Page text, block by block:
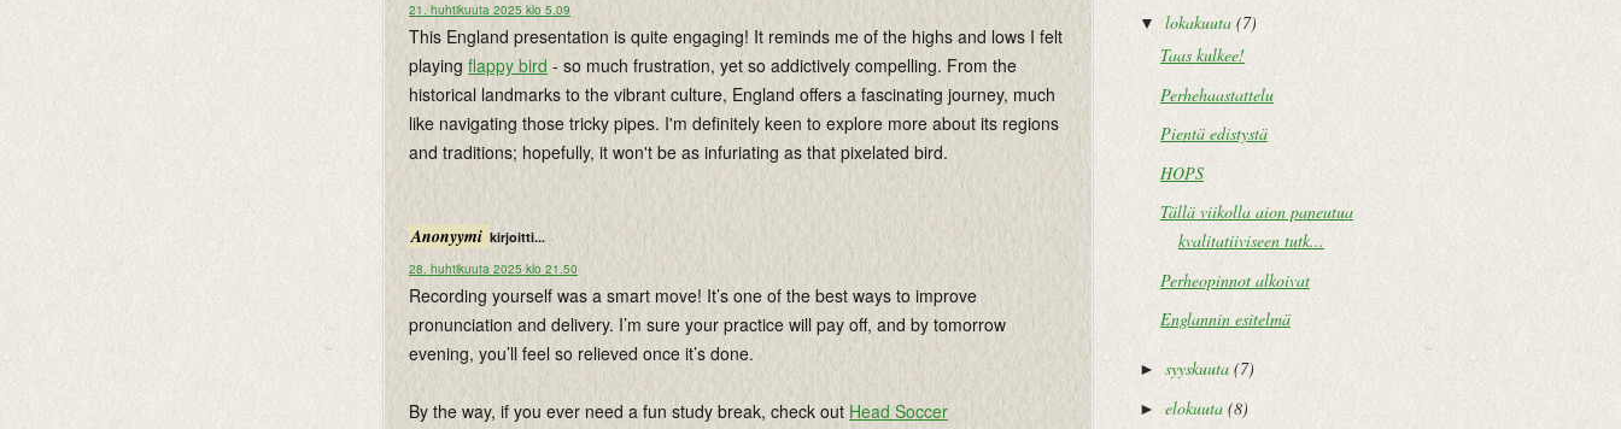
21. huhtikuuta 2025 klo 5.09
This England presentation is quite engaging! It reminds me of the highs and lows I felt
playing flappy bird - so much frustration, yet so addictively compelling. From the
historical landmarks to the vibrant culture, England offers a fascinating journey, much
like navigating those tricky pipes. I'm definitely keen to explore more about its regions
and traditions; hopefully, it won't be as infuriating as that pixelated bird.
Anonyymi kirjoitti...
28. huhtikuuta 2025 klo 21.50
Recording yourself was a smart move! It’s one of the best ways to improve
pronunciation and delivery. I’m sure your practice will pay off, and by tomorrow
evening, you’ll feel so relieved once it’s done.
By the way, if you ever need a fun study break, check out Head Soccer
▼ lokakuuta (7)
Taas kulkee!
Perhehaastattelu
Pientä edistystä
HOPS
Tällä viikolla aion paneutua
kvalitatiiviseen tutk...
Perheopinnot alkoivat
Englannin esitelmä
► syyskuuta (7)
► elokuuta (8)